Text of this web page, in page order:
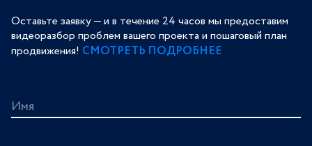
Оставьте заявку — и в течение 24 часов мы предоставим
видеоразбор проблем вашего проекта и пошаговый план
продвижения! СМОТРЕТЬ ПОДРОБНЕЕ
Имя